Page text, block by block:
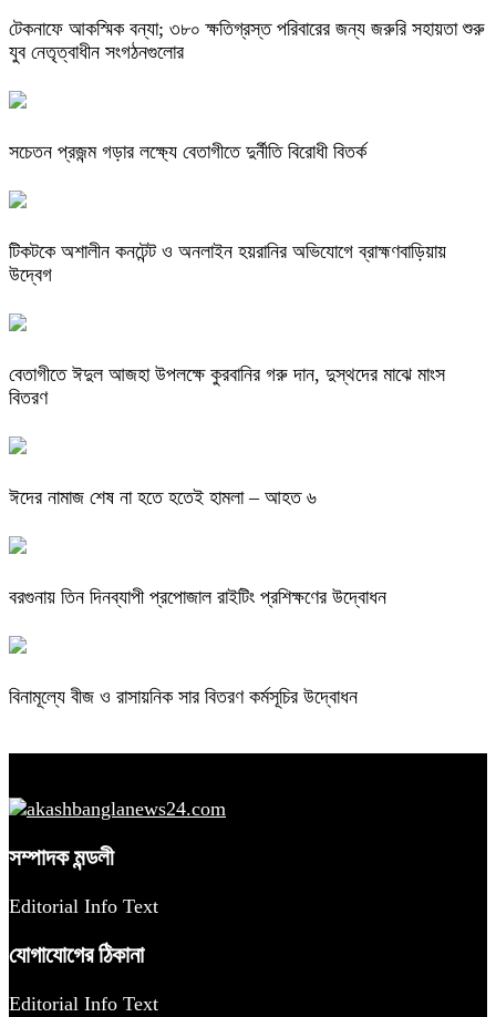
টেকনাফে আকস্মিক বন্যা; ৩৮০ ক্ষতিগ্রস্ত পরিবারের জন্য জরুরি সহায়তা শুরু
যুব নেতৃত্বাধীন সংগঠনগুলোর
সচেতন প্রজন্ম গড়ার লক্ষ্যে বেতাগীতে দুর্নীতি বিরোধী বিতর্ক
টিকটকে অশালীন কনটেন্ট ও অনলাইন হয়রানির অভিযোগে ব্রাহ্মণবাড়িয়ায়
উদ্বেগ
বেতাগীতে ঈদুল আজহা উপলক্ষে কুরবানির গরু দান, দুস্থদের মাঝে মাংস
বিতরণ
ঈদের নামাজ শেষ না হতে হতেই হামলা – আহত ৬
বরগুনায় তিন দিনব্যাপী প্রপোজাল রাইটিং প্রশিক্ষণের উদ্বোধন
বিনামূল্যে বীজ ও রাসায়নিক সার বিতরণ কর্মসূচির উদ্বোধন
সম্পাদক মন্ডলী
Editorial Info Text
যোগাযোগের ঠিকানা
Editorial Info Text